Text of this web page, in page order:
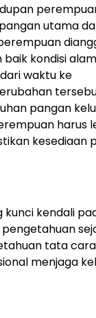
utama
kondisi
waktu ke
pangan
harus
kesediaan
kendali
tata
menjaga